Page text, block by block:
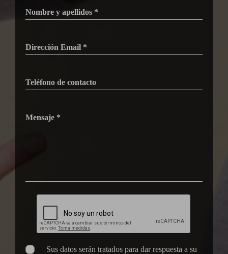
Nombre y apellidos *
Dirección Email *
Teléfono de contacto
Mensaje *
Sus datos serán tratados para dar respuesta a su